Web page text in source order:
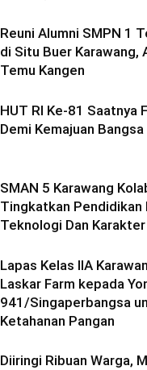
Reuni Alumni SMPN 1
di Situ Buer Karawang,
Temu Kangen
HUT RI Ke-81 Saatnya
Demi Kemajuan
SMAN 5 Karawang
Tingkatkan Pendidikan
Teknologi Dan Karakter
Lapas Kelas IIA
Laskar Farm kepada
941/Singaperbangsa
Ketahanan Pangan
Diiringi Ribuan Warga,